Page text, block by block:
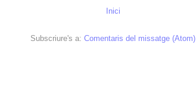
Inici
Subscriure's a: Comentaris del missatge (Atom)